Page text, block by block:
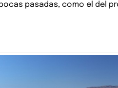
pasadas, como el del